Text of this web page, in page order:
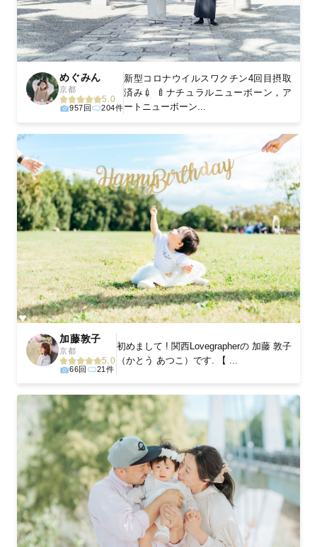
めぐみん
京都
5.0
957回 204件
新型コロナウイルスワクチン4回目摂取
済み💉 🍼ナチュラルニューボーン，ア
ートニューボーン...
加藤敦子
京都
5.0
66回 21件
初めまして ! 関西Lovegrapherの 加藤 敦子
（かとう あつこ）です. 【 ...